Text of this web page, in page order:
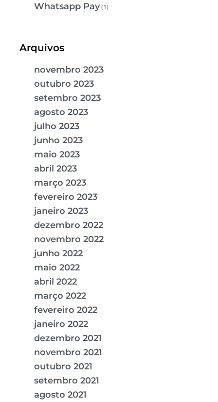
Whatsapp Pay(1)
Arquivos
novembro 2023
outubro 2023
setembro 2023
agosto 2023
julho 2023
junho 2023
maio 2023
abril 2023
março 2023
fevereiro 2023
janeiro 2023
dezembro 2022
novembro 2022
junho 2022
maio 2022
abril 2022
março 2022
fevereiro 2022
janeiro 2022
dezembro 2021
novembro 2021
outubro 2021
setembro 2021
agosto 2021